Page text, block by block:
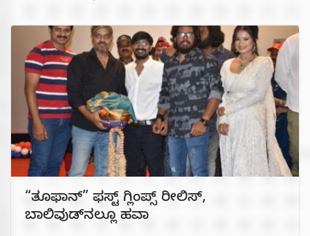
“ತೂಫಾನ್” ಫಸ್ಟ್ ಗ್ಲಿಂಪ್ಸ್ ರೀಲಿಸ್,
ಬಾಲಿವುಡ್‌ನಲ್ಲೂ ಹವಾ